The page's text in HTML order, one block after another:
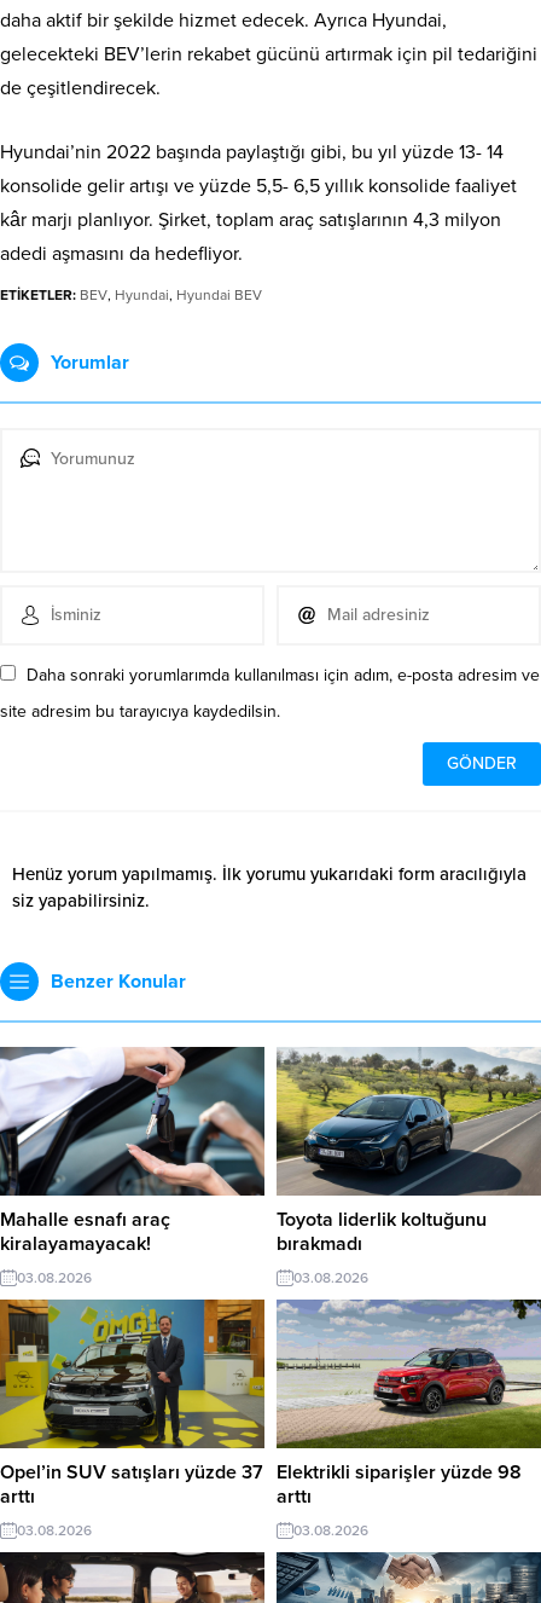
daha aktif bir şekilde hizmet edecek. Ayrıca Hyundai,
gelecekteki BEV’lerin rekabet gücünü artırmak için pil tedariğini
de çeşitlendirecek.
Hyundai’nin 2022 başında paylaştığı gibi, bu yıl yüzde 13- 14
konsolide gelir artışı ve yüzde 5,5- 6,5 yıllık konsolide faaliyet
kâr marjı planlıyor. Şirket, toplam araç satışlarının 4,3 milyon
adedi aşmasını da hedefliyor.
ETİKETLER: BEV, Hyundai, Hyundai BEV
Yorumlar
Daha sonraki yorumlarımda kullanılması için adım, e-posta adresim ve
site adresim bu tarayıcıya kaydedilsin.
Henüz yorum yapılmamış. İlk yorumu yukarıdaki form aracılığıyla
siz yapabilirsiniz.
Benzer Konular
Mahalle esnafı araç
kiralayamayacak!
03.08.2026
Toyota liderlik koltuğunu
bırakmadı
03.08.2026
Opel’in SUV satışları yüzde 37
arttı
03.08.2026
Elektrikli siparişler yüzde 98
arttı
03.08.2026